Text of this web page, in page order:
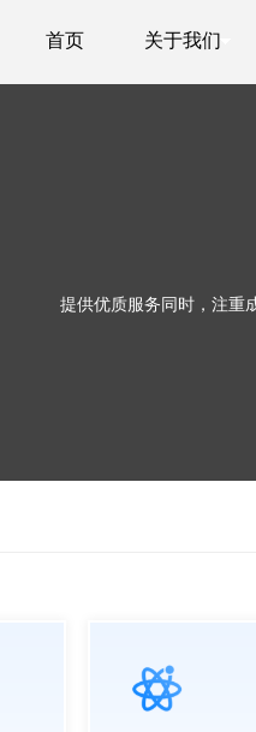
提供优质服务同时，注重
首页 关于我们